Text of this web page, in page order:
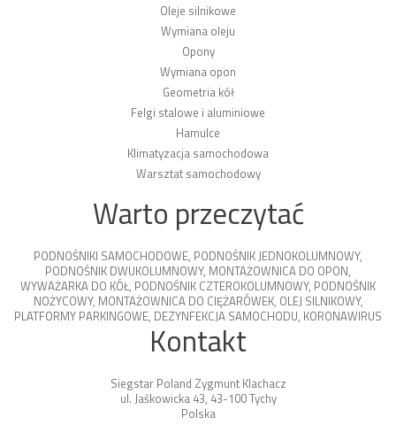
Oleje silnikowe
Wymiana oleju
Opony
Wymiana opon
Geometria kół
Felgi stalowe i aluminiowe
Hamulce
Klimatyzacja samochodowa
Warsztat samochodowy
Warto przeczytać
PODNOŚNIKI SAMOCHODOWE, PODNOŚNIK JEDNOKOLUMNOWY,
PODNOŚNIK DWUKOLUMNOWY, MONTAŻOWNICA DO OPON,
WYWAŻARKA DO KÓŁ, PODNOŚNIK CZTEROKOLUMNOWY, PODNOŚNIK
NOŻYCOWY, MONTAŻOWNICA DO CIĘŻARÓWEK, OLEJ SILNIKOWY,
PLATFORMY PARKINGOWE, DEZYNFEKCJA SAMOCHODU, KORONAWIRUS
Kontakt
Siegstar Poland Zygmunt Klachacz
ul. Jaśkowicka 43, 43-100 Tychy
Polska